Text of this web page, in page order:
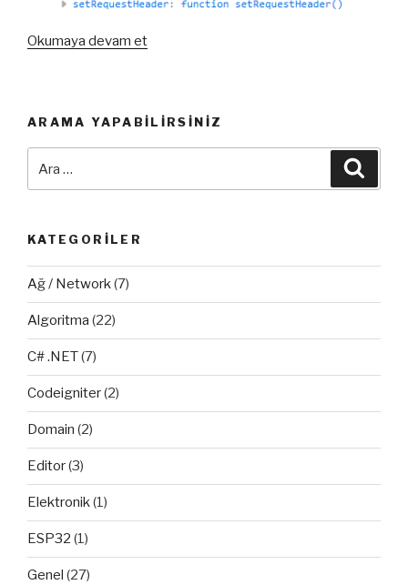
Okumaya devam et“Ajax
(
PHP
ARAMA YAPABILIRSINIZ
KATEGORILER
Ağ / Network(7)
Algoritma (22)
C# .NET(7)
Codeigniter(2)
Domain (2)
Editor(3)
Elektronik(1)
ESP32 (1)
Genel (27)